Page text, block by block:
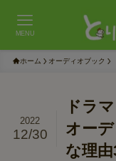
MENU
ホーム オーディオブック
ドラ
オー
な理
2022
12/30